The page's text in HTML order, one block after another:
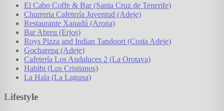
El Cabo Coffe & Bar (Santa Cruz de Tenerife)
Churreria Cafetería Juventud (Adeje)
Restaurante Xanadú (Arona)
Bar Abreu (Erjos)
Roys Pizza and Indian Tandoori (Costa Adeje)
Gocharepa (Adeje)
Cafetería Los Andaluces 2 (La Orotava)
Habibi (Los Cristianos)
La Hala (La Laguna)
Lifestyle